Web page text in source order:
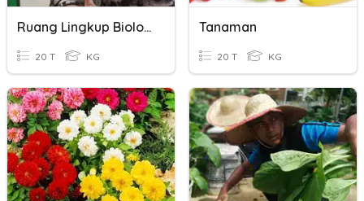
Ruang Lingkup Biologi
20 T KG
Tanaman
20 T KG